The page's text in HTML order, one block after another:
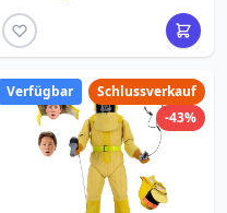
Schlussverkauf
-43%
Verfügbar